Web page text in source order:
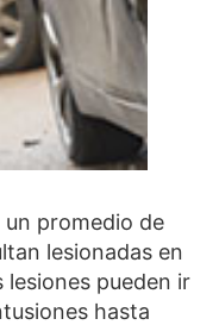
un promedio de
lesionadas en
pueden ir
hasta